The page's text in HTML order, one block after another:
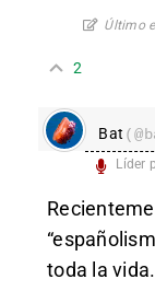
Último
2
Bat
Líder
toda la vida.